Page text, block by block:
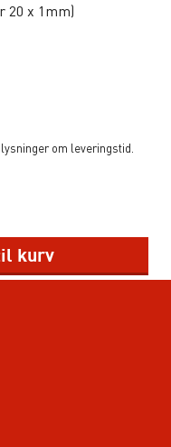
20 x 1mm)
om leveringstid.
kurv